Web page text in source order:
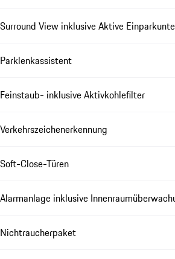
Surround View inklusive Aktive
Parklenkassistent
Feinstaub- inklusive Aktivkohlefilter
Verkehrszeichenerkennung
Soft-Close-Türen
Alarmanlage inklusive
Nichtraucherpaket